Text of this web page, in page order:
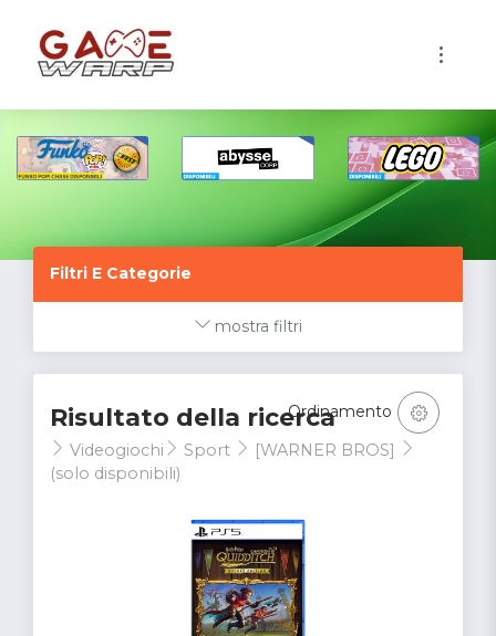
Filtri E Categorie
mostra filtri
Risultato della ricerca
Videogiochi Sport
[WARNER BROS]
(solo disponibili)
Ordinamento